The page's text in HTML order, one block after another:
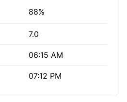
88%
7.0
06:15 AM
07:12 PM